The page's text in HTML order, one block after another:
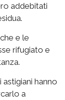
addebitati
e le
rifugiato e
hanno
a